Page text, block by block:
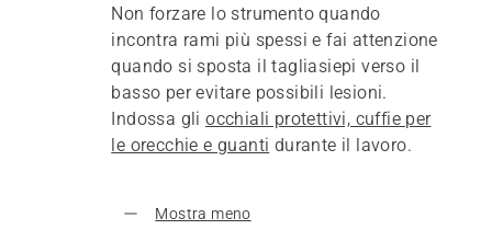
Non forzare lo strumento quando
incontra rami più spessi e fai attenzione
quando si sposta il tagliasiepi verso il
basso per evitare possibili lesioni.
Indossa gliocchiali protettivi, cuffie per
le orecchie e guanti durante il lavoro.
Mostra meno